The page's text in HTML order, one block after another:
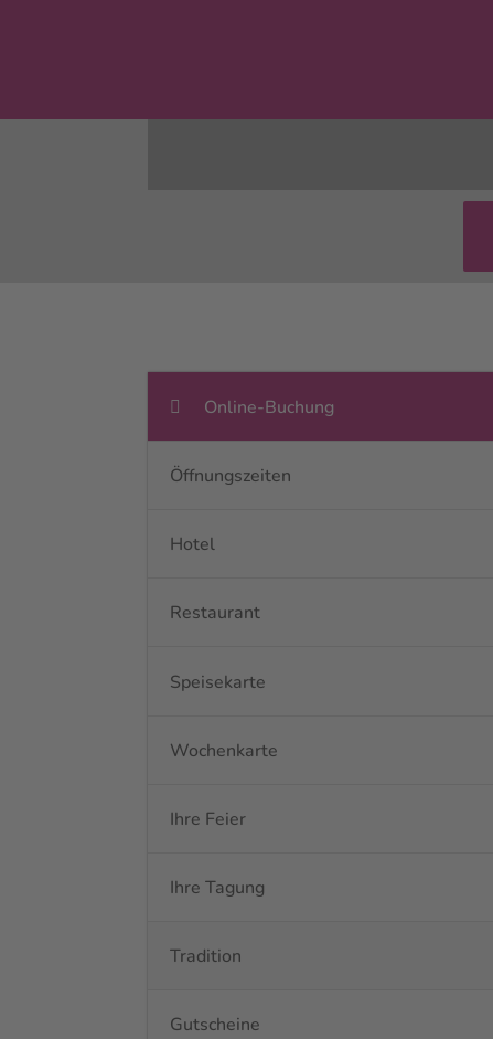
Online-Buchung
Öffnungszeiten
Hotel
Restaurant
Speisekarte
Wochenkarte
Ihre Feier
Ihre Tagung
Tradition
Gutscheine